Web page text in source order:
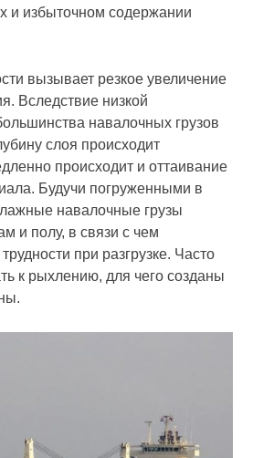
и избыточном содержании
вызывает резкое увеличение
Вследствие низкой
навалочных грузов
слоя происходит
происходит и оттаивание
Будучи погруженными в
навалочные грузы
и полу, в связи с чем
при разгрузке. Часто
к рыхлению, для чего созданы